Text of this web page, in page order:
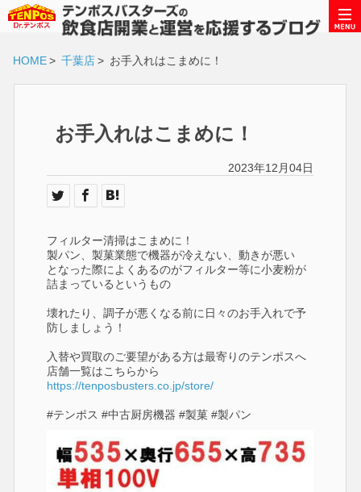
HOME> 千葉店> お手入れはこまめに！
お手入れはこまめに！
2023年12月04日
フィルター清掃はこまめに！
製パン、製菓業態で機器が冷えない、動きが悪い
となった際によくあるのがフィルター等に小麦粉が
詰まっているというもの
壊れたり、調子が悪くなる前に日々のお手入れで予
防しましょう！
入替や買取のご要望がある方は最寄りのテンポスへ
店舗一覧はこちらから
https://tenposbusters.co.jp/store/
#テンポス #中古厨房機器 #製菓 #製パン